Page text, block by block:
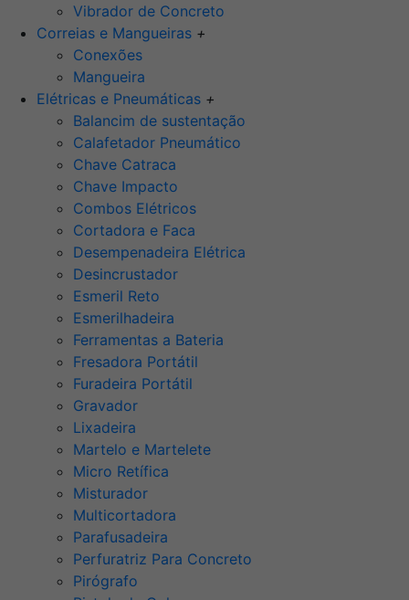
Vibrador de Concreto
Correias e Mangueiras +
Conexões
Mangueira
Elétricas e Pneumáticas +
Balancim de sustentação
Calafetador Pneumático
Chave Catraca
Chave Impacto
Combos Elétricos
Cortadora e Faca
Desempenadeira Elétrica
Desincrustador
Esmeril Reto
Esmerilhadeira
Ferramentas a Bateria
Fresadora Portátil
Furadeira Portátil
Gravador
Lixadeira
Martelo e Martelete
Micro Retífica
Misturador
Multicortadora
Parafusadeira
Perfuratriz Para Concreto
Pirógrafo